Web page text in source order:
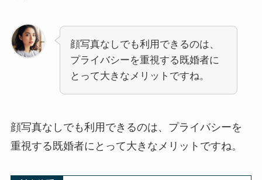
顔写真なしでも利用できるのは、
プライバシーを重視する既婚者に
とって大きなメリットですね。
顔写真なしでも利用できるのは、プライバシーを
重視する既婚者にとって大きなメリットですね。